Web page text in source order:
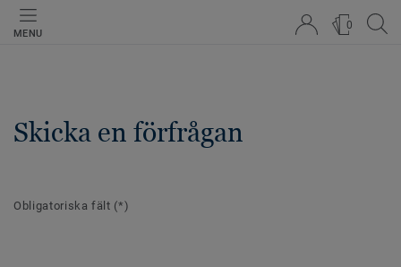
MENU
0
Skicka en förfrågan
Obligatoriska fält (*)